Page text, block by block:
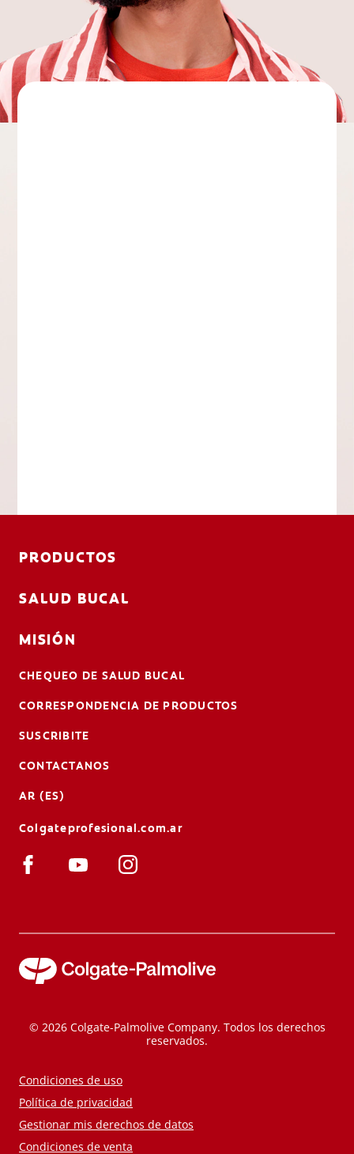
PRODUCTOS
SALUD BUCAL
MISIÓN
CHEQUEO DE SALUD BUCAL
CORRESPONDENCIA DE PRODUCTOS
SUSCRIBITE
CONTACTANOS
AR (ES)
Colgateprofesional.com.ar
© 2026 Colgate-Palmolive Company. Todos los derechos
reservados.
Condiciones de uso
Política de privacidad
Gestionar mis derechos de datos
Condiciones de venta